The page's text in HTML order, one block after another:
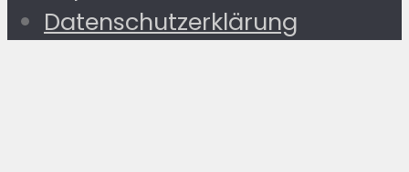
Datenschutzerklärung